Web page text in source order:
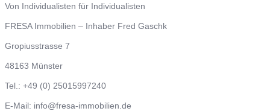
Von Individualisten für Individualisten
FRESA Immobilien – Inhaber Fred Gaschk
Gropiusstrasse 7
48163 Münster
Tel.: +49 (0) 25015997240
E-Mail: info@fresa-immobilien.de